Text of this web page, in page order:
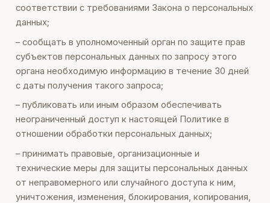
соответствии с требованиями Закона о персональных
данных;
– сообщать в уполномоченный орган по защите прав
субъектов персональных данных по запросу этого
органа необходимую информацию в течение 30 дней
с даты получения такого запроса;
– публиковать или иным образом обеспечивать
неограниченный доступ к настоящей Политике в
отношении обработки персональных данных;
– принимать правовые, организационные и
технические меры для защиты персональных данных
от неправомерного или случайного доступа к ним,
уничтожения, изменения, блокирования, копирования,